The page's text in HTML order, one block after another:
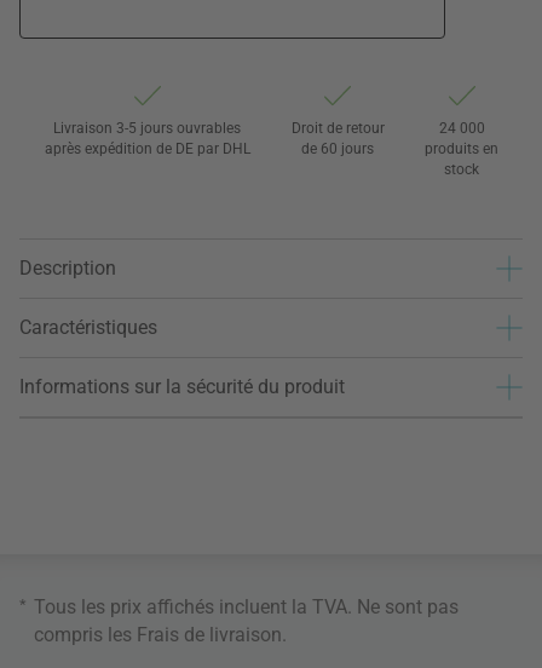
Livraison 3-5 jours ouvrables
après expédition de DE par DHL
Droit de retour
de 60 jours
24 000
produits en
stock
Description
Caractéristiques
Informations sur la sécurité du produit
* Tous les prix affichés incluent la TVA. Ne sont pas
compris les Frais de livraison